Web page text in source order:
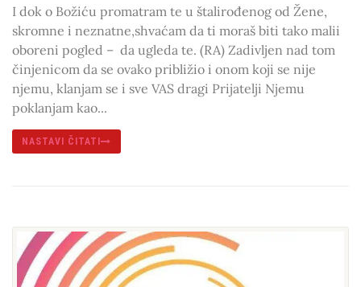
I dok o Božiću promatram te u štalirođenog od Žene,
skromne i neznatne,shvaćam da ti moraš biti tako malii
oboreni pogled – da ugleda te. (RA) Zadivljen nad tom
činjenicom da se ovako približio i onom koji se nije
njemu, klanjam se i sve VAS dragi Prijatelji Njemu
poklanjam kao...
NASTAVI ČITATI